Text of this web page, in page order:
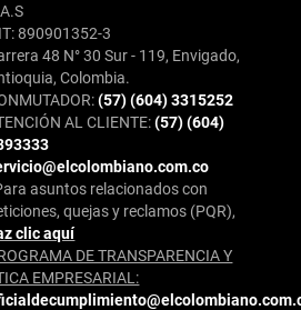
890901352-3
48 N° 30 Sur - 119, Envigado,
Colombia.
(57) (604) 3315252
AL CLIENTE:(57) (604)
asuntos relacionados con
quejas y reclamos (PQR),
clic aquí
DE TRANSPARENCIA Y
EMPRESARIAL: